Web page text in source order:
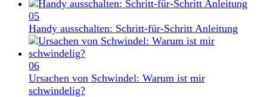
05
Handy ausschalten: Schritt-für-Schritt Anleitung
06
Ursachen von Schwindel: Warum ist mir
schwindelig?